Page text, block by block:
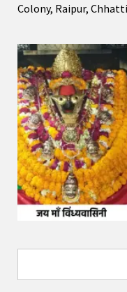
Colony, Raipur,